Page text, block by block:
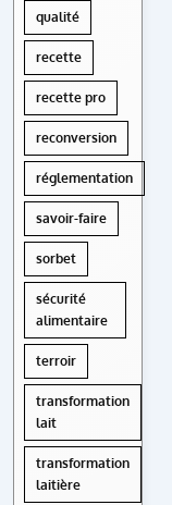
qualité
recette
recette pro
reconversion
réglementation
savoir-faire
sorbet
sécurité
alimentaire
terroir
transformation
lait
transformation
laitière